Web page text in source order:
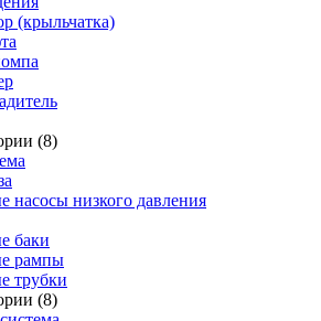
(крыльчатка)
(8)
насосы низкого давления
баки
рампы
трубки
(8)